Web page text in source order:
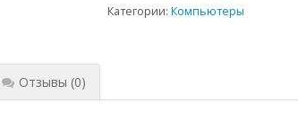
Категории:Компьютеры
Отзывы (0)